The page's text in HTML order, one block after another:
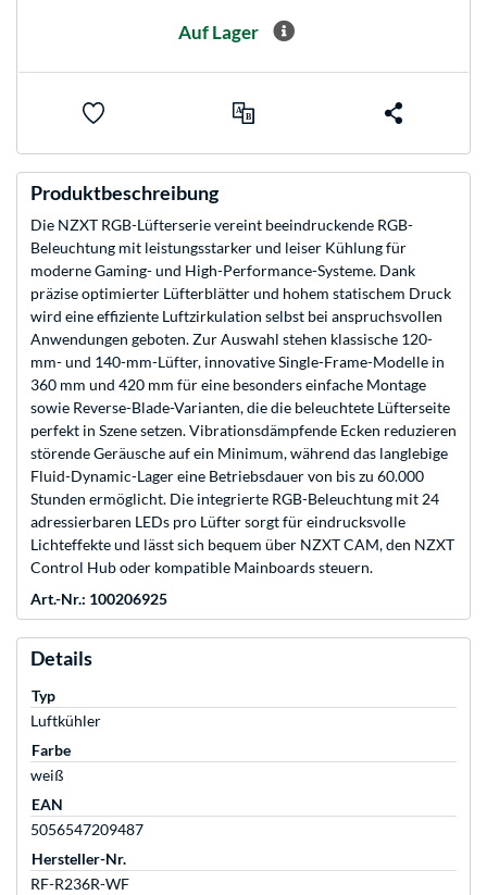
Auf Lager
Produktbeschreibung
Die NZXT RGB-Lüfterserie vereint beeindruckende RGB-
Beleuchtung mit leistungsstarker und leiser Kühlung für
moderne Gaming- und High-Performance-Systeme. Dank
präzise optimierter Lüfterblätter und hohem statischem Druck
wird eine effiziente Luftzirkulation selbst bei anspruchsvollen
Anwendungen geboten. Zur Auswahl stehen klassische 120-
mm- und 140-mm-Lüfter, innovative Single-Frame-Modelle in
360 mm und 420 mm für eine besonders einfache Montage
sowie Reverse-Blade-Varianten, die die beleuchtete Lüfterseite
perfekt in Szene setzen. Vibrationsdämpfende Ecken reduzieren
störende Geräusche auf ein Minimum, während das langlebige
Fluid-Dynamic-Lager eine Betriebsdauer von bis zu 60.000
Stunden ermöglicht. Die integrierte RGB-Beleuchtung mit 24
adressierbaren LEDs pro Lüfter sorgt für eindrucksvolle
Lichteffekte und lässt sich bequem über NZXT CAM, den NZXT
Control Hub oder kompatible Mainboards steuern.
Art.-Nr.: 100206925
Details
Typ
Luftkühler
Farbe
weiß
EAN
5056547209487
Hersteller-Nr.
RF-R236R-WF